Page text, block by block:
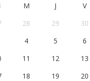
M J V
28 29 30
4 5 6
11 12 13
18 19 20